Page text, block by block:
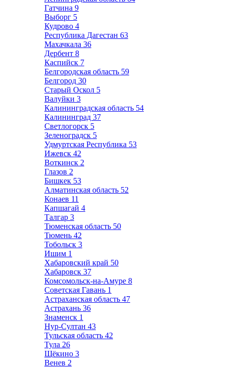
Гатчина 9
Выборг 5
Кудрово 4
Республика Дагестан 63
Махачкала 36
Дербент 8
Каспийск 7
Белгородская область 59
Белгород 30
Старый Оскол 5
Валуйки 3
Калининградская область 54
Калининград 37
Светлогорск 5
Зеленоградск 5
Удмуртская Республика 53
Ижевск 42
Воткинск 2
Глазов 2
Бишкек 53
Алматинская область 52
Конаев 11
Капшагай 4
Талгар 3
Тюменская область 50
Тюмень 42
Тобольск 3
Ишим 1
Хабаровский край 50
Хабаровск 37
Комсомольск-на-Амуре 8
Советская Гавань 1
Астраханская область 47
Астрахань 36
Знаменск 1
Нур-Султан 43
Тульская область 42
Тула 26
Щёкино 3
Венев 2